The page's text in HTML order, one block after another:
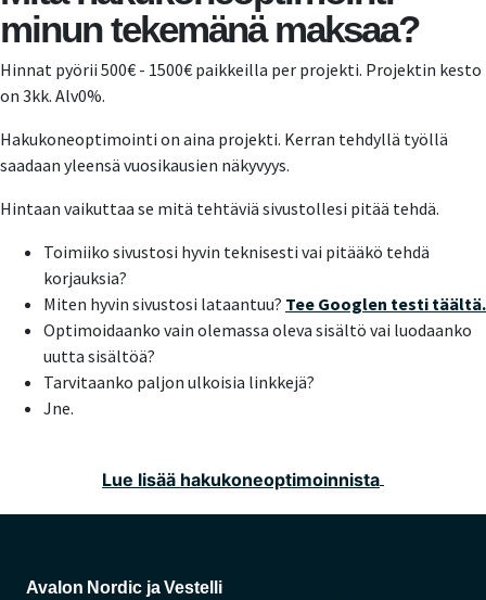
minun tekemänä maksaa?
Hinnat pyörii 500€ - 1500€ paikkeilla per projekti. Projektin kesto
on 3kk. Alv0%.
Hakukoneoptimointi on aina projekti. Kerran tehdyllä työllä
saadaan yleensä vuosikausien näkyvyys.
Hintaan vaikuttaa se mitä tehtäviä sivustollesi pitää tehdä.
Toimiiko sivustosi hyvin teknisesti vai pitääkö tehdä
korjauksia?
Miten hyvin sivustosi lataantuu? Tee Googlen testi täältä.
Optimoidaanko vain olemassa oleva sisältö vai luodaanko
uutta sisältöä?
Tarvitaanko paljon ulkoisia linkkejä?
Jne.
Lue lisää hakukoneoptimoinnista
Avalon Nordic ja Vestelli